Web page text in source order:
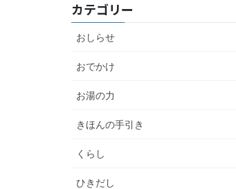
カテゴリー
おしらせ
おでかけ
お湯の力
きほんの手引き
くらし
ひきだし